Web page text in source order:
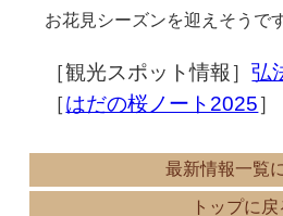
お花見シーズンを迎えそうで
［観光スポット情報］弘
［はだの桜ノート2025］
最新情報一覧
トップに戻